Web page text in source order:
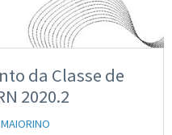
da Classe de
2020.2